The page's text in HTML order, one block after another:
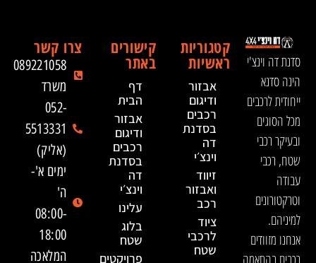
סדנת דה וינצ'י
הינה סדנא
ייחודית לרכבים
מכל הסוגים
ובעיקר רכבי
שטח, רכבי
עבודה
וטרקטורונים
למיניהם.
אנחנו מזוודים
קטגוריות
ראשיות
אבזור
ודיגום
רכבים
בסדנת
דה
וינצ׳י
זיווד
ואבזור
רכב
ציוד
לרכבי
שטח
קישורים
באתר
דף
הבית
אבזור
ודיגום
רכבים
בסדנת
דה
וינצ׳י
עלינו
בלוג
שטח
פרויקטים
צרו קשר
089221058
משרד
052-
5513331
(אליק)
ימים א'-
ה'
08:00-
18:00
המלאכה